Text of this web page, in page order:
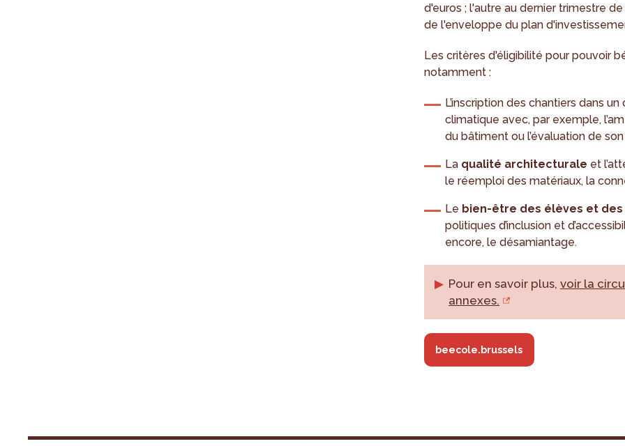
d'euros ; l'autre au dernier trimestre
de l'enveloppe du plan
Les critères d'éligibilité pour pouvoir
notamment :
L’inscription des chantiers dans
climatique avec, par exemple,
du bâtiment ou l’évaluation de
La qualité architecturale et
le réemploi des matériaux, la
Le bien-être des élèves et
politiques d’inclusion et
encore, le désamiantage.
Pour en savoir plus,voir la
annexes.
beecole.brussels